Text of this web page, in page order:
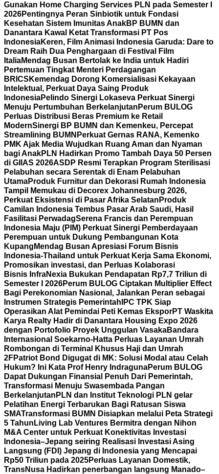
Gunakan Home Charging Services PLN pada Semester I
2026Pentingnya Peran Sinbiotik untuk Fondasi
Kesehatan Sistem Imunitas AnakBP BUMN dan
Danantara Kawal Ketat Transformasi PT Pos
IndonesiaKeren, Film Animasi Indonesia Garuda: Dare to
Dream Raih Dua Penghargaan di Festival Film
ItaliaMendag Busan Bertolak ke India untuk Hadiri
Pertemuan Tingkat Menteri Perdagangan
BRICS Kemendag Dorong Komersialisasi Kekayaan
Intelektual, Perkuat Daya Saing Produk
IndonesiaPelindo Sinergi Lokaseva Perkuat Sinergi
Menuju Pertumbuhan Berkelanjutan Perum BULOG
Perluas Distribusi Beras Premium ke Retail
ModernSinergi BP BUMN dan Kemenkeu, Percepat
Streamlining BUMN Perkuat Gernas RANA, Kemenko
PMK Ajak Media Wujudkan Ruang Aman dan Nyaman
bagi AnakPLN Hadirkan Promo Tambah Daya 50 Persen
di GIIAS 2026ASDP Resmi Terapkan Program Sterilisasi
Pelabuhan secara Serentak di Enam Pelabuhan
UtamaProduk Furnitur dan Dekorasi Rumah Indonesia
Tampil Memukau di Decorex Johannesburg 2026,
Perkuat Eksistensi di Pasar Afrika Selatan Produk
Camilan Indonesia Tembus Pasar Arab Saudi, Hasil
Fasilitasi PerwadagSerena Francis dan Perempuan
Indonesia Maju (PIM) Perkuat Sinergi Pemberdayaan
Perempuan untuk Dukung Pembangunan Kota
Kupang Mendag Busan Apresiasi Forum Bisnis
Indonesia-Thailand untuk Perkuat Kerja Sama Ekonomi,
Promosikan investasi, dan Perluas Kolaborasi
Bisnis InfraNexia Bukukan Pendapatan Rp7,7 Triliun di
Semester I 2026Perum BULOG Ciptakan Multiplier Effect
Bagi Perekonomian Nasional, Jalankan Peran sebagai
Instrumen Strategis Pemerintah IPC TPK Siap
Operasikan Alat Pemindai Peti Kemas EksporPT Waskita
Karya Realty Hadir di Danantara Housing Expo 2026
dengan Portofolio Proyek Unggulan VasakaBandara
Internasional Soekarno-Hatta Perluas Layanan Umrah
Rombongan di Terminal Khusus Haji dan Umrah
2FPatriot Bond Digugat di MK: Solusi Modal atau Celah
Hukum? Ini Kata Prof Henry IndragunaPerum BULOG
Dapat Dukungan Finansial Penuh Dari Pemerintah,
Transformasi Menuju Swasembada Pangan
Berkelanjutan PLN dan Institut Teknologi PLN gelar
Pelatihan Energi Terbarukan Bagi Ratusan Siswa
SMATransformasi BUMN Disiapkan melalui Peta Strategi
5 Tahun Living Lab Ventures Bermitra dengan Nihon
M&A Center untuk Perkuat Konektivitas Investasi
Indonesia–Jepang seiring Realisasi Investasi Asing
Langsung (FDI) Jepang di Indonesia yang Mencapai
Rp50 Triliun pada 2025Perluas Layanan Domestik,
TransNusa Hadirkan penerbangan langsung Manado–